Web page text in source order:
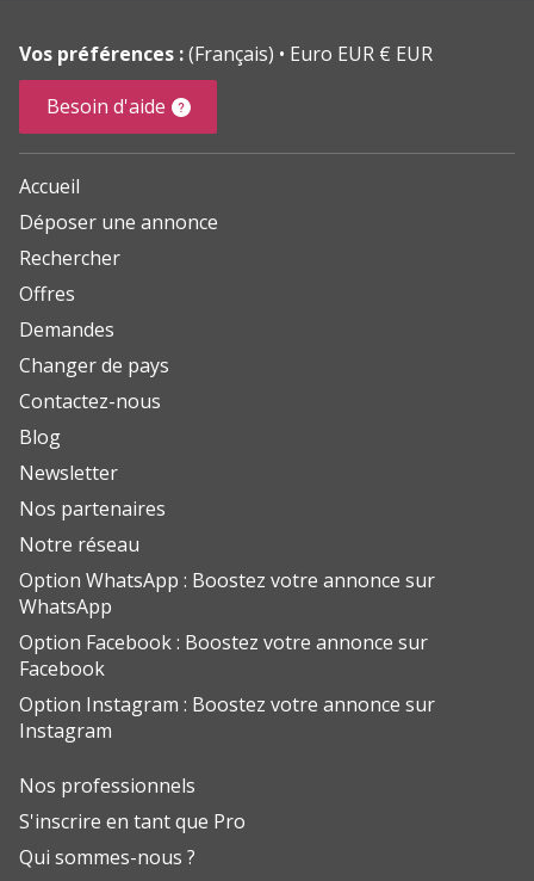
Vos préférences :(Français)
Euro EUR € EUR
Besoin d'aide
Accueil
Déposer une annonce
Rechercher
Offres
Demandes
Changer de pays
Contactez-nous
Blog
Newsletter
Nos partenaires
Notre réseau
Option WhatsApp : Boostez votre annonce sur
WhatsApp
Option Facebook : Boostez votre annonce sur
Facebook
Option Instagram : Boostez votre annonce sur
Instagram
Nos professionnels
S'inscrire en tant que Pro
Qui sommes-nous ?